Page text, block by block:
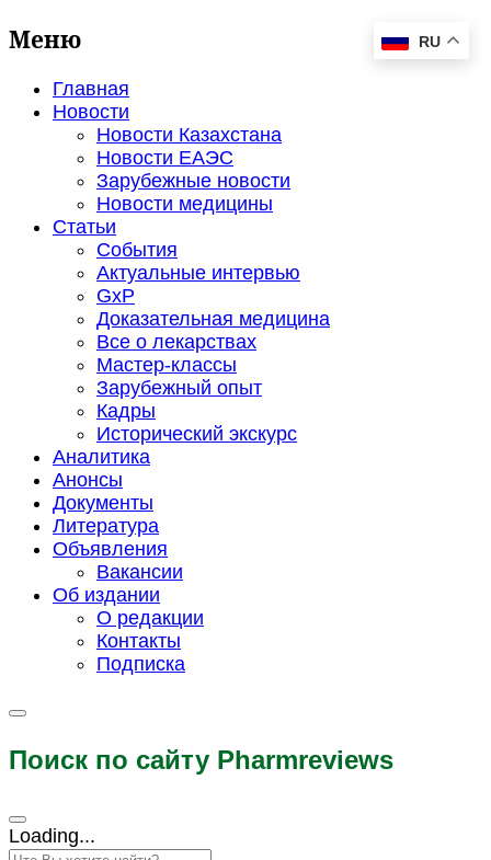
Меню
Главная
Новости
Новости Казахстана
Новости ЕАЭС
Зарубежные новости
Новости медицины
Статьи
События
Актуальные интервью
GxP
Доказательная медицина
Все о лекарствах
Мастер-классы
Зарубежный опыт
Кадры
Исторический экскурс
Аналитика
Анонсы
Документы
Литература
Объявления
Вакансии
Об издании
О редакции
Контакты
Подписка
Поиск по сайту Pharmreviews
Loading...
RU